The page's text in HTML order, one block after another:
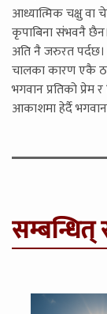
आध्यात्मिक चक्षु वा
कृपाबिना संभवनै
अति नै जरुरत
चालका कारण एकै
भगवान प्रतिको प्रेम
आकाशमा हेर्दै
सम्बन्धित्